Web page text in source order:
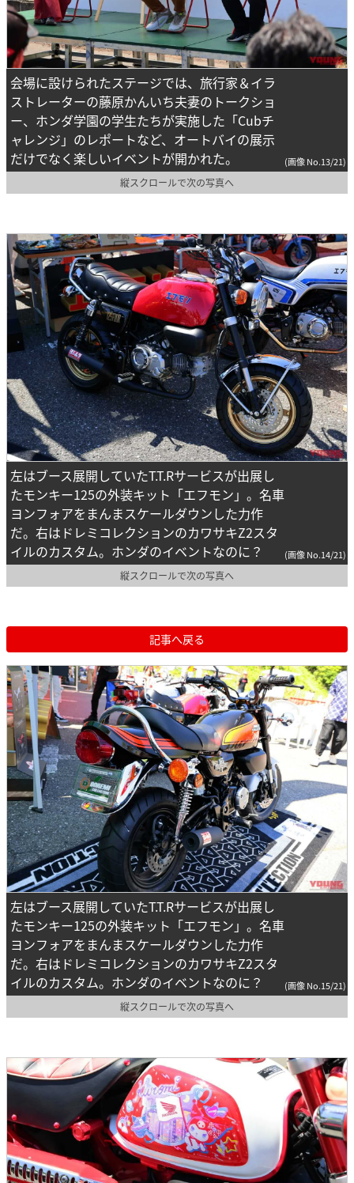
会場に設けられたステージでは、旅行家＆イラ
ストレーターの藤原かんいち夫妻のトークショ
ー、ホンダ学園の学生たちが実施した「Cubチ
ャレンジ」のレポートなど、オートバイの展示
だけでなく楽しいイベントが開かれた。
(画像 No.13/21)
縦スクロールで次の写真へ
左はブース展開していたT.T.Rサービスが出展し
たモンキー125の外装キット「エフモン」。名車
ヨンフォアをまんまスケールダウンした力作
だ。右はドレミコレクションのカワサキZ2スタ
イルのカスタム。ホンダのイベントなのに？
(画像 No.14/21)
縦スクロールで次の写真へ
記事へ戻る
左はブース展開していたT.T.Rサービスが出展し
たモンキー125の外装キット「エフモン」。名車
ヨンフォアをまんまスケールダウンした力作
だ。右はドレミコレクションのカワサキZ2スタ
イルのカスタム。ホンダのイベントなのに？
(画像 No.15/21)
縦スクロールで次の写真へ